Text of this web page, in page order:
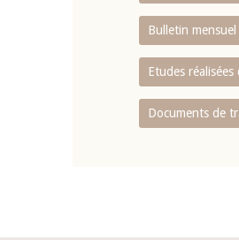
Bulletin
Etudes
Documents de